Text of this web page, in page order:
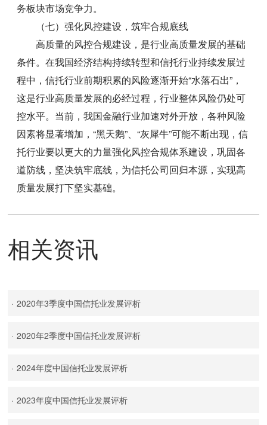
务板块市场竞争力。
（七）强化风控建设，筑牢合规底线
高质量的风控合规建设，是行业高质量发展的基础
条件。在我国经济结构持续转型和信托行业持续发展过
程中，信托行业前期积累的风险逐渐开始“水落石出”，
这是行业高质量发展的必经过程，行业整体风险仍处可
控水平。当前，我国金融行业加速对外开放，各种风险
因素将显著增加，“黑天鹅”、“灰犀牛”可能不断出现，信
托行业要以更大的力量强化风控合规体系建设，巩固各
道防线，坚决筑牢底线，为信托公司回归本源，实现高
质量发展打下坚实基础。
相关资讯
· 2020年3季度中国信托业发展评析
· 2020年2季度中国信托业发展评析
· 2024年度中国信托业发展评析
· 2023年度中国信托业发展评析